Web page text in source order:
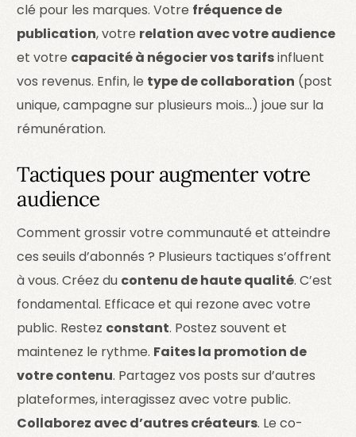
clé pour les marques. Votre fréquence de
publication, votre relation avec votre audience
et votre capacité à négocier vos tarifsinfluent
vos revenus. Enfin, le type de collaboration (post
unique, campagne sur plusieurs mois…) joue sur la
rémunération.
Tactiques pour augmenter votre
audience
Comment grossir votre communauté et atteindre
ces seuils d’abonnés ? Plusieurs tactiques s’offrent
à vous. Créez du contenu de haute qualité. C’est
fondamental. Efficace et qui rezone avec votre
public. Restez constant. Postez souvent et
maintenez le rythme. Faites la promotion de
votre contenu. Partagez vos posts sur d’autres
plateformes, interagissez avec votre public.
Collaborez avec d’autres créateurs. Le co-